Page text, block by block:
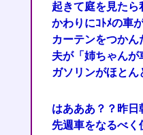
起きて庭を見たら
かわりにｺﾄﾒの車
カーテンをつかん
夫が「姉ちゃんが
ガソリンがほとん
はあああ？？昨日
先週車をなるべく